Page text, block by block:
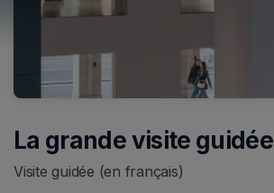
La grande visite guidée
Visite guidée (en français)